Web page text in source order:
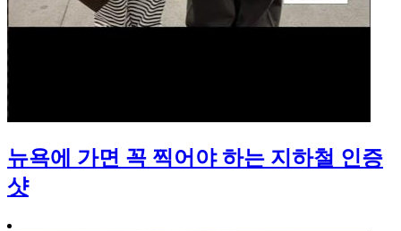
뉴욕에 가면 꼭 찍어야 하는 지하철 인증
샷